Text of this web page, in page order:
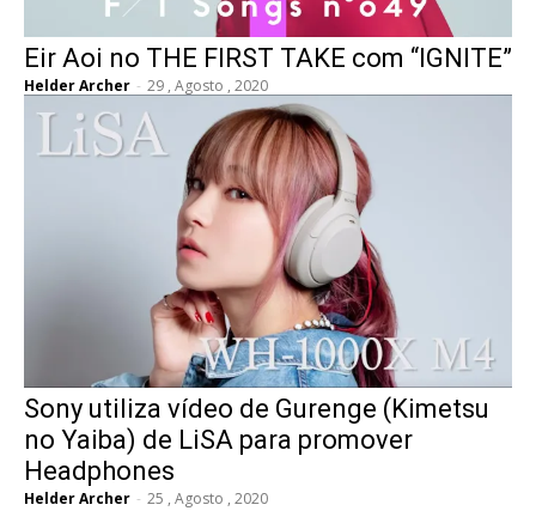
Eir Aoi no THE FIRST TAKE com “IGNITE”
Helder Archer - 29 , Agosto , 2020
Sony utiliza vídeo de Gurenge (Kimetsu
no Yaiba) de LiSA para promover
Headphones
Helder Archer - 25 , Agosto , 2020